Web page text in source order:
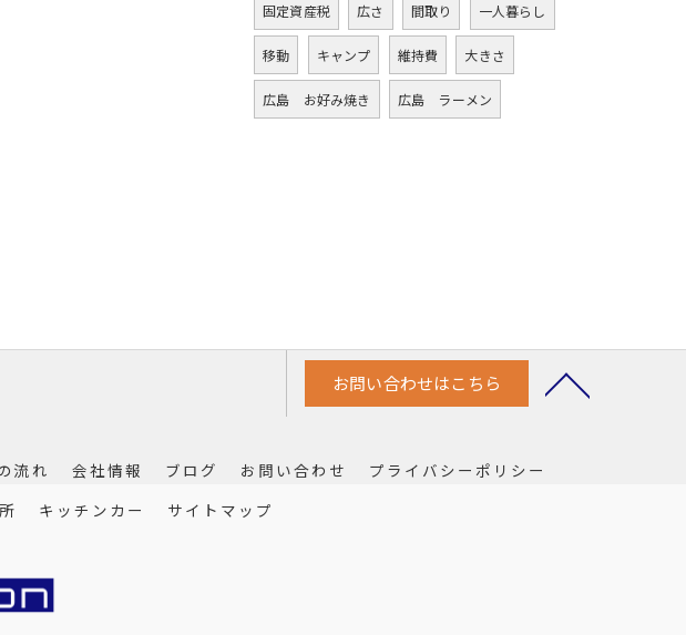
固定資産税 広さ 間取り 一人暮らし
移動 キャンプ 維持費 大きさ
広島 お好み焼き 広島 ラーメン
お問い合わせはこちら
流れ 会社情報 ブログ お問い合わせ
プライバシーポリシー
キッチンカー サイトマップ